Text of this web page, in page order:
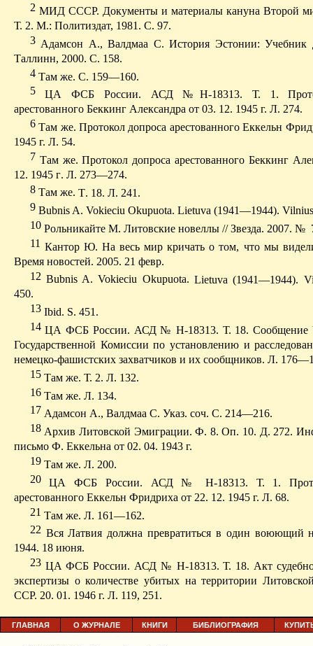
2 МИД СССР. Документы и материалы кануна Второй
Т. 2. М.: Полит­издат, 1981. С. 97.
3 Адамсон А.,Валдмаа С. История Эстонии: Учебник
Таллинн, 2000. С. 158.
4Там же. С. 159—160.
5ЦА ФСБ России. АСД №Н-18313. Т. 1.
арестованного Беккинг Александра от 03. 12. 1945 г. Л. 274.
6 Там же. Протокол допроса арестованногоЕккельн
1945 г. Л. 54.
7 Там же. Протокол допроса арестованногоБеккинг
12. 1945 г. Л. 273—274.
8 Там же. Т. 18. Л. 241.
9 BubnisA. Vokieciu Okupuota. Lietuva (1941—1944). Vilnius
10 РольникайтеМ. Литовские новеллы // Звезда. 2007. №
11 Кантор Ю. На весь мир кричать о том, что мы
Время новостей. 2005. 21 февр.
12 BubnisA.Vokieciu Okupuota. Lietuva (1941—1944).
450.
13Ibid. S. 451.
14ЦА ФСБ России. АСД № Н-18313. Т. 18. Сообщение
Государственной Комиссии по установлению и
немецко-фашистских захватчиков и их сообщников. Л.
15Там же. Т. 2. Л. 132.
16Там же. Л. 134.
17 Адамсон А., Валдмаа С. Указ. соч. С. 214—216.
18 Архив Литовской Эмиграции. Ф. 8. Оп. 10. Д. 272.
письмо Ф. Еккельна от 02. 04. 1943 г.
19 Там же. Л. 200.
20ЦА ФСБ России. АСД № Н-18313. Т. 1.
арестованного Еккельн Фридриха от 22. 12. 1945 г. Л. 68.
21 Там же. Л. 161—162.
22 Вся Латвия должна превратиться в один воюющий
1944. 18 июня.
23 ЦА ФСБ России. АСД № Н-18313. Т. 18. Акт
экспертизы о количестве убитых на территории
ССР. 20. 01. 1946 г. Л. 119, 251.
ГЛАВНАЯ О ЖУРНАЛЕ КНИГИ БИБЛИОГРАФИЯ